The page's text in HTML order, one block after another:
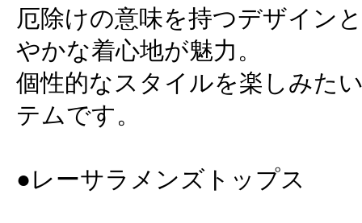
厄除けの意味を持つデザイン
やかな着心地が魅力。
個性的なスタイルを楽しみた
テムです。
●レーサラメンズトップス